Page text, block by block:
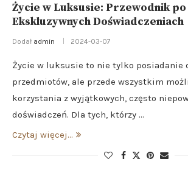
Życie w Luksusie: Przewodnik
Ekskluzywnych Doświadczeniach
Dodał admin 2024-03-07
Życie w luksusie to nie tylko posiadanie
przedmiotów, ale przede wszystkim
korzystania z wyjątkowych, często
doświadczeń. Dla tych, którzy …
Czytaj więcej...